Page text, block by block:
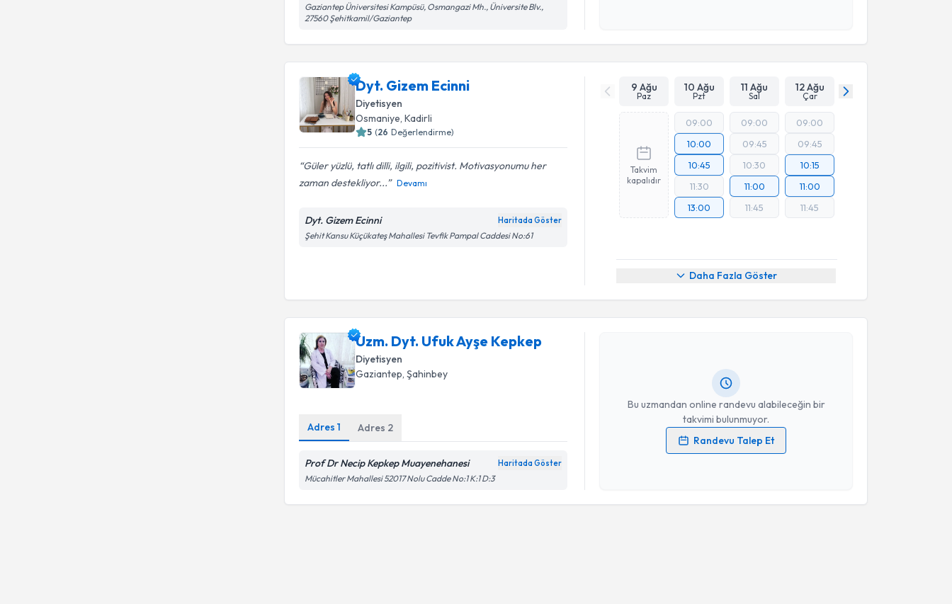
Gaziantep Üniversitesi Kampüsü, Osmangazi Mh., Üniversite Blv.,
27560 Şehitkamil/Gaziantep
Dyt. Gizem Ecinni
Diyetisyen
Osmaniye , Kadirli
5 (26 Değerlendirme)
Güler yüzlü, tatlı dilli, ilgili, pozitivist. Motivasyonumu her
zaman destekliyor...
Devamı
Dyt. Gizem Ecinni Haritada Göster
Şehit Kansu Küçükateş Mahallesi Tevfik Pampal Caddesi No:61
9 Ağu
Paz
10 Ağu
Pzt
11 Ağu
Sal
12 Ağu
Çar
Takvim
kapalıdır
09:00
10:00
10:45
11:30
13:00
09:00
09:45
10:30
11:00
11:45
09:00
09:45
10:15
11:00
11:45
Daha Fazla Göster
Uzm. Dyt. Ufuk Ayşe Kepkep
Diyetisyen
Gaziantep, Şahinbey
Adres1 Adres 2
Prof Dr Necip Kepkep Muayenehanesi Haritada Göster
Mücahitler Mahallesi 52017 Nolu Cadde No:1 K:1 D:3
Bu uzmandan online randevu alabileceğin bir
takvimi bulunmuyor.
Randevu Talep Et
Randevu Takvimi Talebi
Kişisel verilerimin işlenmesine ilişkinAydınlatma Metni